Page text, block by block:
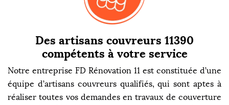
Des artisans couvreurs 11390
compétents à votre service
Notre entreprise FD Rénovation 11 est constituée d’une
équipe d’artisans couvreurs qualifiés, qui sont aptes à
réaliser toutes vos demandes en travaux de couverture